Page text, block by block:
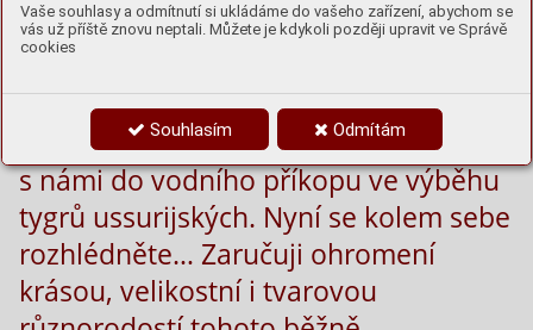
Vaše souhlasy a odmítnutí si ukládáme do vašeho zařízení, abychom se
vás už příště znovu neptali. Můžete je kdykoli později upravit ve Správě
cookies
Souhlasím Odmítám
Tisíckrát se zmenšete a ponořte se
s námi do vodního příkopu ve výběhu
tygrů ussurijských. Nyní se kolem sebe
rozhlédněte… Zaručuji ohromení
krásou, velikostní i tvarovou